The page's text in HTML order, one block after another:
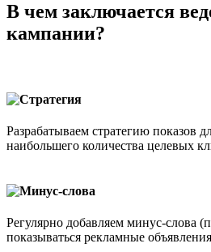
В чем заключается
кампании?
Стратегия
Разрабатываем стратегию показов
наибольшего количества целевых
Минус-слова
Регулярно добавляем минус-слова
показываться рекламные